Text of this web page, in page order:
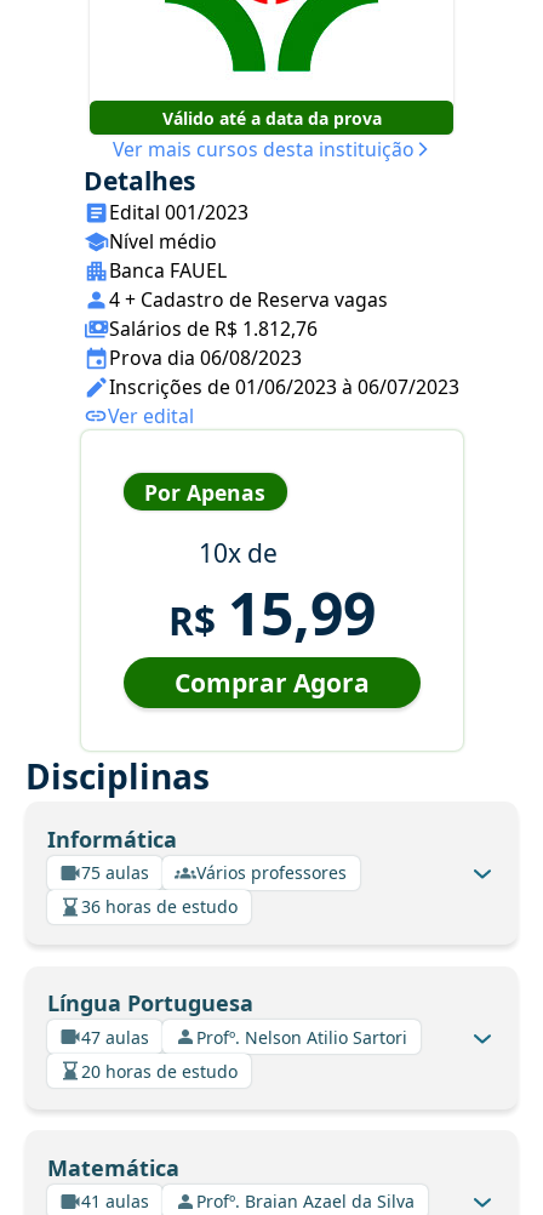
Válido até a data da prova
Ver mais cursos desta instituição
Detalhes
Edital 001/2023
Nível médio
Banca FAUEL
4 + Cadastro de Reserva vagas
Salários de R$ 1.812,76
Prova dia 06/08/2023
Inscrições de 01/06/2023 à 06/07/2023
Ver edital
Por Apenas
10x de
R$ 15,99
Comprar Agora
Disciplinas
Informática
75 aulas
Vários professores
36 horas de estudo
Língua Portuguesa
47 aulas
Profº. Nelson Atilio Sartori
20 horas de estudo
Matemática
41 aulas
Profº. Braian Azael da Silva